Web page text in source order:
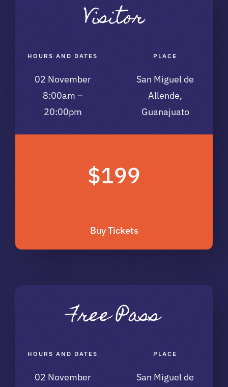
Visitor
HOURS AND DATES
02 November
8:00am –
20:00pm
PLACE
San Miguel de
Allende,
Guanajuato
$199
Buy Tickets
Free Pass
HOURS AND DATES
02 November
PLACE
San Miguel de